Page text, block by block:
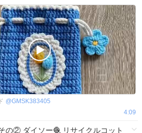
@GMSK383405
4:09
の② ダイソー🧶 リサイクルコット